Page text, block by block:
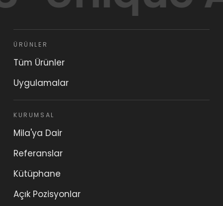
ÜRÜNLER
Tüm Ürünler
Uygulamalar
KURUMSAL
Mila'ya Dair
Referanslar
Kütüphane
Açık Pozisyonlar